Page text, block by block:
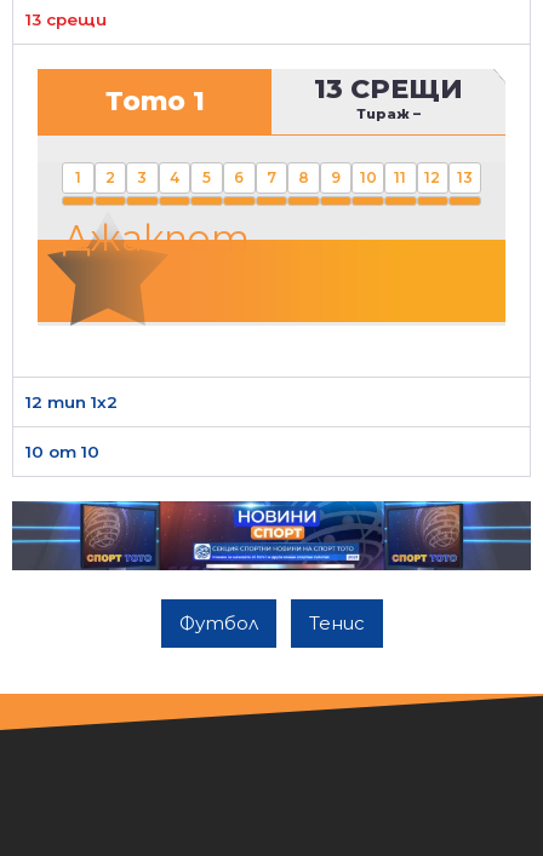
13 срещи
Тото 1 13 СРЕЩИ
Тираж –
1 2 3 4 5 6 7 8 9 10 11 12 13
Джакпот
12 тип 1х2
10 от 10
Футбол Тенис